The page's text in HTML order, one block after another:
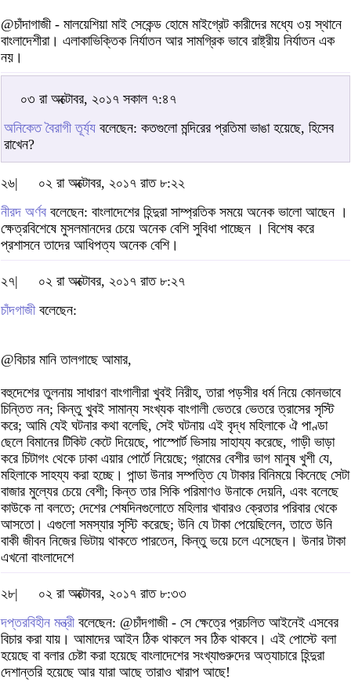
@চাঁদাগাজী - মালয়েশিয়া মাই সেকেন্ড হোমে মাইগ্রেট কারীদের মধ্যে ৩য় স্থানে
বাংলাদেশীরা। এলাকাভিক্তিক নির্যাতন আর সামগ্রিক ভাবে রাষ্ট্রীয় নির্যাতন এক
নয়।
০৩ রা অক্টোবর, ২০১৭ সকাল ৭:৪৭
অনিকেত বৈরাগী তূর্য্য বলেছেন: কতগুলো মন্দিরের প্রতিমা ভাঙা হয়েছে, হিসেব
রাখেন?
২৬|
০২ রা অক্টোবর, ২০১৭ রাত ৮:২২
নীরদ অর্ণব বলেছেন: বাংলাদেশের হিন্দুরা সাম্প্রতিক সময়ে অনেক ভালো আছেন ।
ক্ষেত্রবিশেষে মুসলমানদের চেয়ে অনেক বেশি সুবিধা পাচ্ছেন । বিশেষ করে
প্রশাসনে তাদের আধিপত্য অনেক বেশি।
২৭|
০২ রা অক্টোবর, ২০১৭ রাত ৮:২৭
চাঁদগাজীবলেছেন:
@বিচার মানি তালগাছে আমার,
বহুদেশের তুলনায় সাধারণ বাংগালীরা খুবই নিরীহ, তারা পড়সীর ধর্ম নিয়ে কোনভাবে
চিন্তিত নন; কিন্তু খুবই সামান্য সংখ্যক বাংগালী ভেতরে ভেতরে ত্রাসের সৃস্টি
করে; আমি যেই ঘটনার কথা বলেছি, সেই ঘটনায় এই বৃদ্ধ মহিলাকে ঐ পাণ্ডা
ছেলে বিমানের টিকিট কেটে দিয়েছে, পাস্পোর্ট ভিসায় সাহায্য করেছে, গাড়ী ভাড়া
করে চিটাগং থেকে ঢাকা এয়ার পোর্টে নিয়েছে; গ্রামের বেশীর ভাগ মানুষ খুশী যে,
মহিলাকে সাহয্য করা হচ্ছে। পান্ডা উনার সম্পত্তি যে টাকার বিনিময়ে কিনেছে সেটা
বাজার মুল্যের চেয়ে বেশী; কিন্ত তার সিকি পরিমাণও উনাকে দেয়নি, এবং বলেছে
কাউকে না বলতে; দেশের শেষদিনগুলোতে মহিলার খাবারও ক্রেতার পরিবার থেকে
আসতো। এগুলো সমস্যার সৃস্টি করেছে; উনি যে টাকা পেয়েছিলেন, তাতে উনি
বাকী জীবন নিজের ভিটায় থাকতে পারতেন, কিন্তু ভয়ে চলে এসেছেন। উনার টাকা
এখনো বাংলাদেশে
২৮|
০২ রা অক্টোবর, ২০১৭ রাত ৮:৩৩
দপ্তরবিহীন মন্ত্রীবলেছেন: @চাঁদগাজী - সে ক্ষেত্রে প্রচলিত আইনেই এসবের
বিচার করা যায়। আমাদের আইন ঠিক থাকলে সব ঠিক থাকবে। এই পোস্টে বলা
হয়েছে বা বলার চেষ্টা করা হয়েছে বাংলাদেশের সংখ্যাগুরুদের অত্যাচারে হিন্দুরা
দেশান্তরি হয়েছে আর যারা আছে তারাও খারাপ আছে!